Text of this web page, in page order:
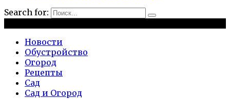
Search for:
Новости
Обустройство
Огород
Рецепты
Сад
Сад и Огород